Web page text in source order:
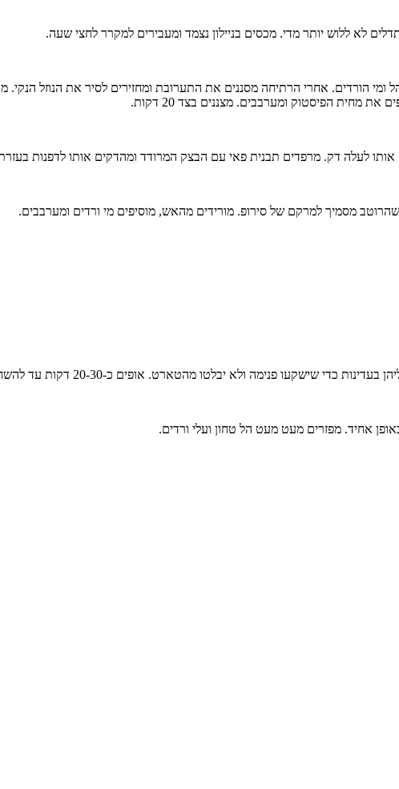
לא ללוש יותר מדי. מכסים בניילון נצמד ומעבירים למקרר לחצי שעה.
ומי הורדים. אחרי הרתיחה מסננים את התערובת ומחזירים לסיר את הנוזל
מחית הפיסטוק ומערבבים. מצננים בצד 20 דקות.
מסמיך למרקם של סירופ. מורידים מהאש, מוסיפים מי ורדים ומערבבים.
שישקעו פנימה ולא יבלטו מהטארט. אופים כ-20-30 דקות עד להשחמה.
אחיד. מפזרים מעט מעט הל טחון ועלי ורדים.